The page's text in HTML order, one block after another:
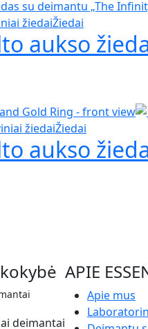
žiedaiŽiedai
aukso
žiedaiŽiedai
aukso
APIE
Apie mus